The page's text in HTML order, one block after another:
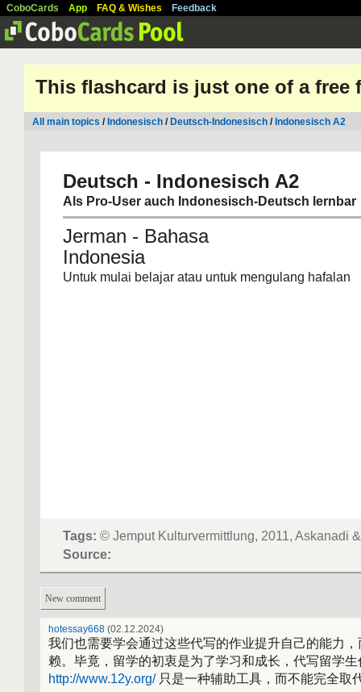
CoboCards App FAQ & Wishes Feedback
This flashcard is just one of a free
All main topics / Indonesisch / Deutsch-Indonesisch / Indonesisch A2
Deutsch - Indonesisch A2
Als Pro-User auch Indonesisch-Deutsch lernbar
Jerman - Bahasa
Indonesia
Untuk mulai belajar atau untuk mengulang hafalan
Tags: © Jemput Kulturvermittlung, 2011, Askanadi
Source:
New comment
hotessay668 (02.12.2024)
我们也需要学会通过这些代写的作业提升自己的能力
赖。毕竟，留学的初衷是为了学习和成长，代写留学生
http://www.12y.org/只是一种辅助工具，而不能完全取